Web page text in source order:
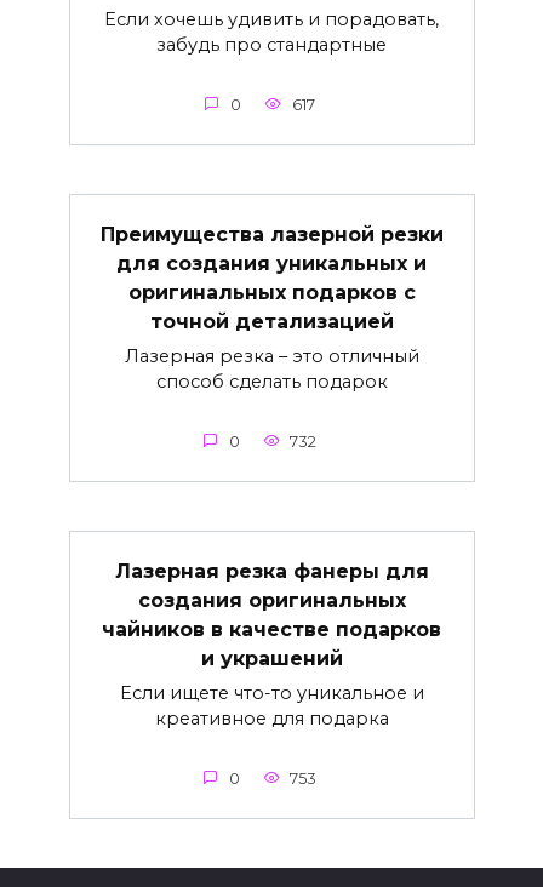
Если хочешь удивить и порадовать,
забудь про стандартные
0 617
Преимущества лазерной резки
для создания уникальных и
оригинальных подарков с
точной детализацией
Лазерная резка – это отличный
способ сделать подарок
0 732
Лазерная резка фанеры для
создания оригинальных
чайников в качестве подарков
и украшений
Если ищете что-то уникальное и
креативное для подарка
0 753